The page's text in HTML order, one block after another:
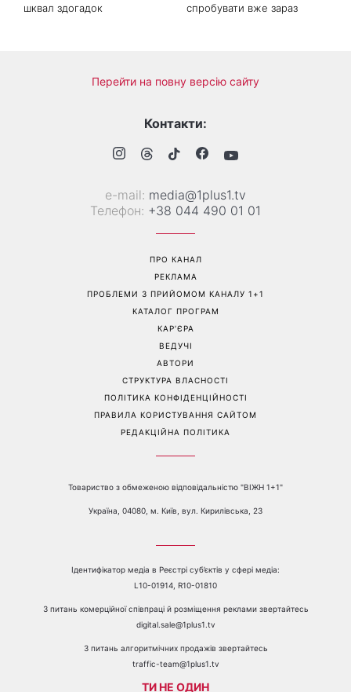
шквал здогадок
спробувати вже зараз
Перейти на повну версію сайту
Контакти:
е-mail: media@1plus1.tv
Телефон: +38 044 490 01 01
ПРО КАНАЛ
РЕКЛАМА
ПРОБЛЕМИ З ПРИЙОМОМ КАНАЛУ 1+1
КАТАЛОГ ПРОГРАМ
КАР’ЄРА
ВЕДУЧІ
АВТОРИ
СТРУКТУРА ВЛАСНОСТІ
ПОЛІТИКА КОНФІДЕНЦІЙНОСТІ
ПРАВИЛА КОРИСТУВАННЯ САЙТОМ
РЕДАКЦІЙНА ПОЛІТИКА
Товариство з обмеженою відповідальністю "ВІЖН 1+1"
Україна, 04080, м. Київ, вул. Кирилівська, 23
Ідентифікатор медіа в Реєстрі суб’єктів у сфері медіа:
L10-01914, R10-01810
З питань комерційної співпраці й розміщення реклами звертайтесь
digital.sale@1plus1.tv
З питань алгоритмічних продажів звертайтесь
traffic-team@1plus1.tv
ТИ НЕ ОДИН